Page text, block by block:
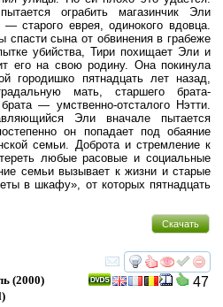
ограбить магазинчик Эли
старого еврея, одинокого вдовца.
спасти сына от обвинения в грабеже
убийства, Тири похищает Эли и
его на свою родину. Она покинула
городишко пятнадцать лет назад,
мать, старшего брата-
— умственно-отсталого Нэтти.
Эли вначале пытается
он попадает под обаяние
семьи. Доброта и стремление к
любые расовые и социальные
семьи вызывает к жизни и старые
в шкафу», от которых пятнадцать
Скачать
смотреть
47
(2000)
)